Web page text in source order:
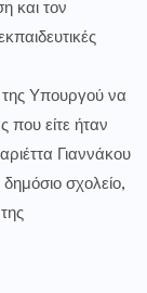
και τον
Υπουργού να
που είτε ήταν
Γιαννάκου
σχολείο,